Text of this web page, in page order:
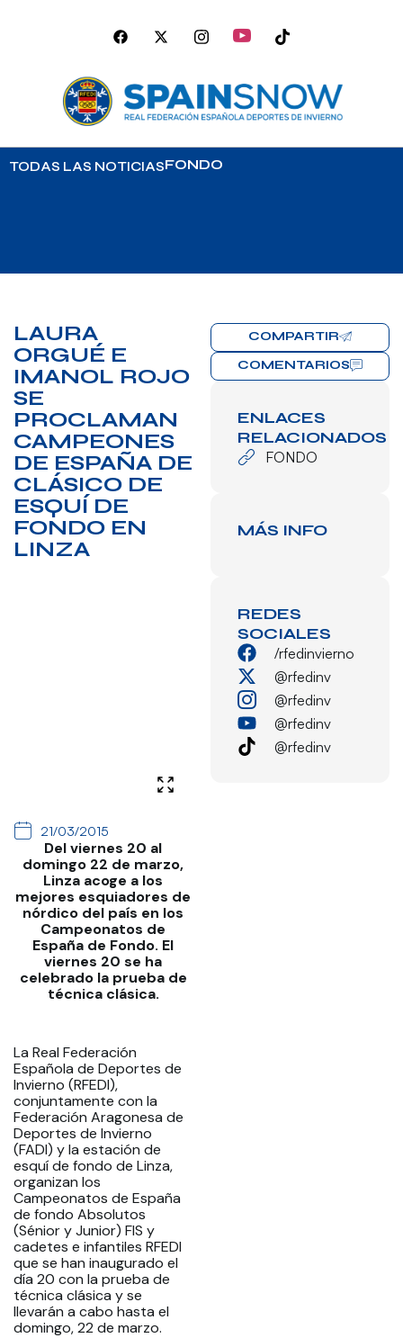
TODAS LAS NOTICIASFONDO
LAURA
ORGUÉ E
IMANOL ROJO
SE
PROCLAMAN
CAMPEONES
DE ESPAÑA DE
CLÁSICO DE
ESQUÍ DE
FONDO EN
LINZA
21/03/2015
Del viernes 20 al
domingo 22 de marzo,
Linza acoge a los
mejores esquiadores de
nórdico del país en los
Campeonatos de
España de Fondo. El
viernes 20 se ha
celebrado la prueba de
técnica clásica.
La Real Federación
Española de Deportes de
Invierno (RFEDI),
conjuntamente con la
Federación Aragonesa de
Deportes de Invierno
(FADI) y la estación de
esquí de fondo de Linza,
organizan los
Campeonatos de España
de fondo Absolutos
(Sénior y Junior) FIS y
cadetes e infantiles RFEDI
que se han inaugurado el
día 20 con la prueba de
técnica clásica y se
llevarán a cabo hasta el
domingo, 22 de marzo.
COMPARTIR
COMENTARIOS
ENLACES
RELACIONADOS
FONDO
MÁS INFO
REDES
SOCIALES
/rfedinvierno
@rfedinv
@rfedinv
@rfedinv
@rfedinv